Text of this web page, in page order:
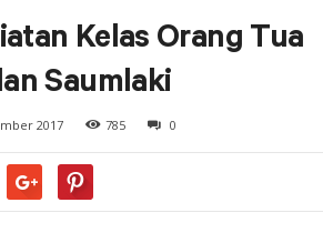
Kelas Orang Tua
Saumlaki
2017 785 0